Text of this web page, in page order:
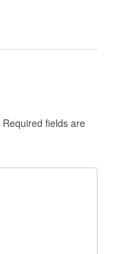
Required fields are